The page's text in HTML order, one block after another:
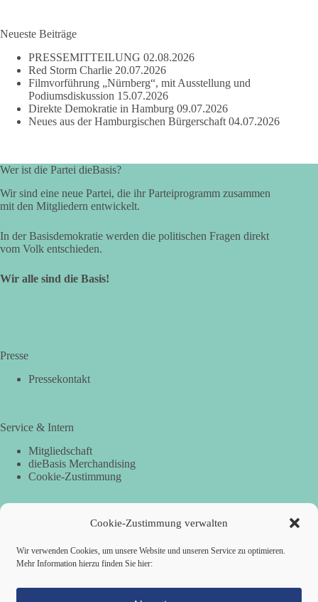
Cookie-Zustimmung verwalten
Wir verwenden Cookies, um unsere Website und unseren Service zu optimieren.
Mehr Information hierzu finden Sie hier:
Neueste Beiträge
PRESSEMITTEILUNG 02.08.2026
Red Storm Charlie 20.07.2026
Filmvorführung „Nürnberg“, mit Ausstellung und
Podiumsdiskussion 15.07.2026
Direkte Demokratie in Hamburg 09.07.2026
Neues aus der Hamburgischen Bürgerschaft 04.07.2026
Wer ist die Partei dieBasis?
Wir sind eine neue Partei, die ihr Parteiprogramm zusammen
mit den Mitgliedern entwickelt.
In der Basisdemokratie werden die politischen Fragen direkt
vom Volk entschieden.
Wir alle sind die Basis!
Presse
Pressekontakt
Service & Intern
Mitgliedschaft
dieBasis Merchandising
Cookie-Zustimmung
Per Banküberweisung:
IBAN: DE87 2019 0003 0002 2499 01